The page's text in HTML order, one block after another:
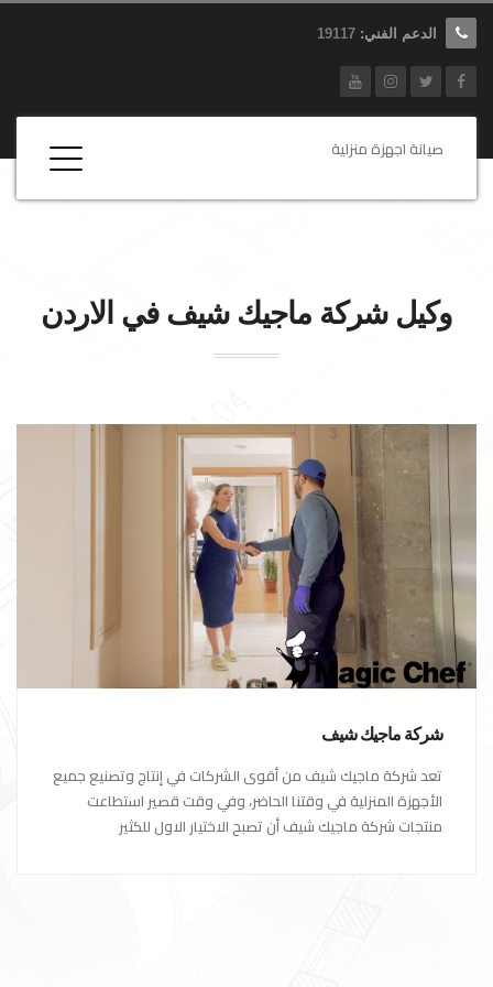
الدعم الفني: 19117
صيانة اجهزة منزلية
وكيل شركة ماجيك شيف في الاردن
شركة ماجيك شيف
تعد شركة ماجيك شيف من أقوى الشركات في إنتاج وتصنيع جميع
الأجهزة المنزلية في وقتنا الحاضر، وفي وقت قصير استطاعت
منتجات شركة ماجيك شيف أن تصبح الاختيار الاول للكثير